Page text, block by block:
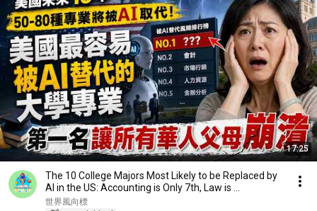
17:25
The 10 College Majors Most Likely to be Replaced by
AI in the US: Accounting is Only 7th, Law is ...
世界風向標